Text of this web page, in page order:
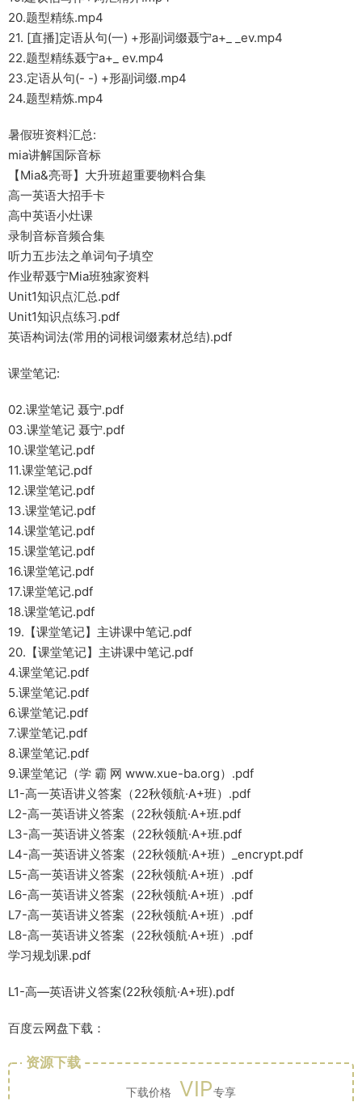
20.题型精练.mp4
21. [直播]定语从句(一) +形副词缀聂宁a+_ _ev.mp4
22.题型精练聂宁a+_ ev.mp4
23.定语从句(- -) +形副词缀.mp4
24.题型精炼.mp4
暑假班资料汇总:
mia讲解国际音标
【Mia&亮哥】大升班超重要物料合集
高一英语大招手卡
高中英语小灶课
录制音标音频合集
听力五步法之单词句子填空
作业帮聂宁Mia班独家资料
Unit1知识点汇总.pdf
Unit1知识点练习.pdf
英语构词法(常用的词根词缀素材总结).pdf
课堂笔记:
02.课堂笔记 聂宁.pdf
03.课堂笔记 聂宁.pdf
10.课堂笔记.pdf
11.课堂笔记.pdf
12.课堂笔记.pdf
13.课堂笔记.pdf
14.课堂笔记.pdf
15.课堂笔记.pdf
16.课堂笔记.pdf
17.课堂笔记.pdf
18.课堂笔记.pdf
19.【课堂笔记】主讲课中笔记.pdf
20.【课堂笔记】主讲课中笔记.pdf
4.课堂笔记.pdf
5.课堂笔记.pdf
6.课堂笔记.pdf
7.课堂笔记.pdf
8.课堂笔记.pdf
9.课堂笔记（学 霸 网 www.xue-ba.org）.pdf
L1-高一英语讲义答案（22秋领航·A+班）.pdf
L2-高一英语讲义答案（22秋领航·A+班.pdf
L3-高一英语讲义答案（22秋领航·A+班.pdf
L4-高一英语讲义答案（22秋领航·A+班）_encrypt.pdf
L5-高一英语讲义答案（22秋领航·A+班）.pdf
L6-高一英语讲义答案（22秋领航·A+班）.pdf
L7-高一英语讲义答案（22秋领航·A+班）.pdf
L8-高一英语讲义答案（22秋领航·A+班）.pdf
学习规划课.pdf
L1-高—英语讲义答案(22秋领航·A+班).pdf
百度云网盘下载：
资源下载
下载价格 VIP专享